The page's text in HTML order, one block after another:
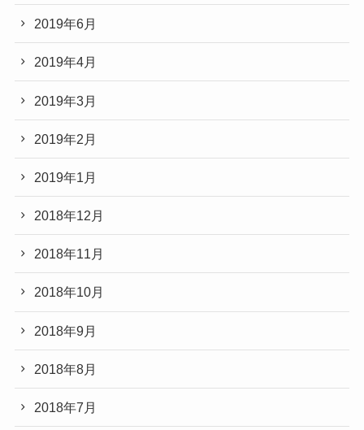
2019年6月
2019年4月
2019年3月
2019年2月
2019年1月
2018年12月
2018年11月
2018年10月
2018年9月
2018年8月
2018年7月